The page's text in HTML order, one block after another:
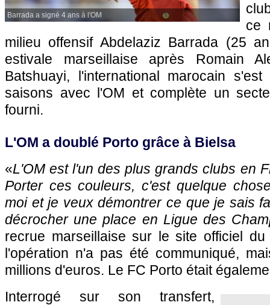
Barrada a signé 4 ans à l'OM
ce
milieu offensif Abdelaziz Barrada (25
estivale marseillaise après Romain
Batshuayi, l'international marocain
saisons avec l'OM et complète un
fourni.
L'OM a doublé Porto grâce à Bielsa
«L'OM est l'un des plus grands clubs en
Porter ces couleurs, c'est quelque
moi et je veux démontrer ce que je sais
décrocher une place en Ligue des
recrue marseillaise sur le site officiel
l'opération n'a pas été communiqué,
millions d'euros. Le FC Porto était
Interrogé sur son transfert,